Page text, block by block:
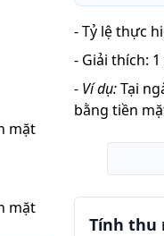
mặt
mặt
-Tỷ lệ thực
- Giải thích:
- Ví dụ:Tại
bằng tiền
Tính thu